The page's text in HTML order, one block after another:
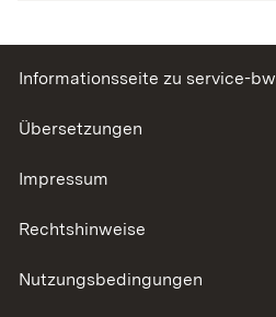
Informationsseite zu service-bw
Übersetzungen
Impressum
Rechtshinweise
Nutzungsbedingungen